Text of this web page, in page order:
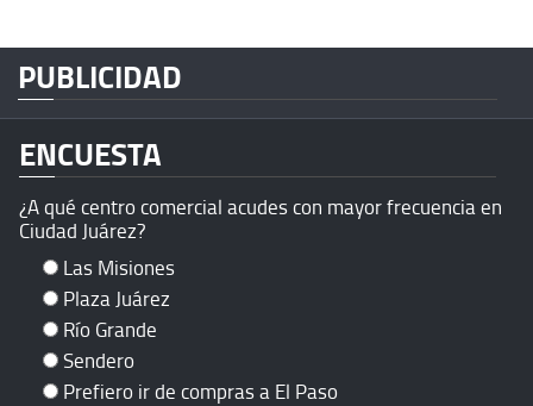
PUBLICIDAD
ENCUESTA
¿A qué centro comercial acudes con mayor frecuencia en
Ciudad Juárez?
Las Misiones
Plaza Juárez
Río Grande
Sendero
Prefiero ir de compras a El Paso